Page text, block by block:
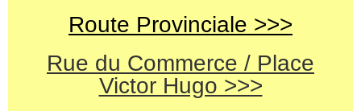
Route Provinciale >>>
Rue du Commerce / Place
Victor Hugo >>>